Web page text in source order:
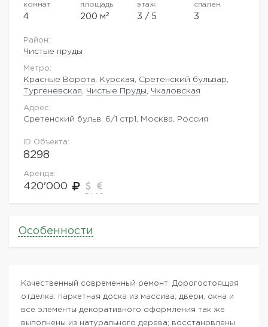
комнат
4
площадь
200 м2
этаж
3 / 5
спален
3
Район:
Чистые пруды
Метро:
Красные Ворота Курская Сретенский бульвар
Тургеневская
Чистые Пруды Чкаловская
Адрес:
Сретенский бульв. 6/1 стр1, Москва, Россия
ID Объекта:
8298
Аренда:
420'000
Особенности
Качественный современный ремонт. Дорогостоящая
отделка: паркетная доска из массива; двери, окна и
все элементы декоративного оформления так же
выполнены из натурального дерева; восстановлены